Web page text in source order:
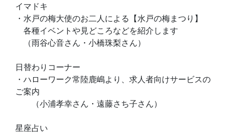
イマドキ
・水戸の梅大使のお二人による【水戸の梅まつり】
各種イベントや見どころなどを紹介します
（雨谷心音さん・小橋珠梨さん）
日替わりコーナー
・ハローワーク常陸鹿嶋より、求人者向けサービスの
ご案内
（小浦孝幸さん・遠藤さち子さん）
星座占い